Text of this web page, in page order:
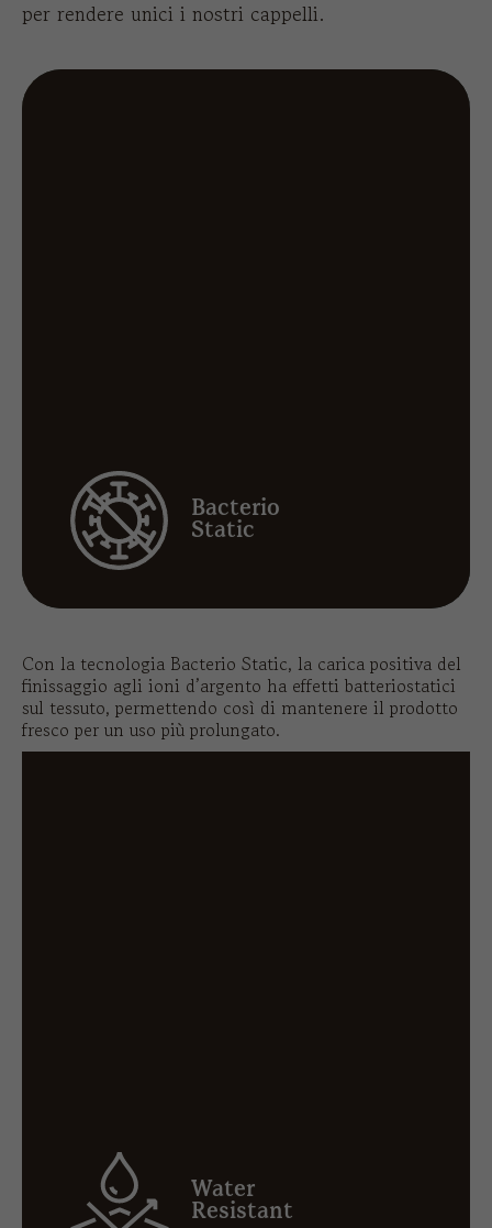
per rendere unici i nostri cappelli.
Bacterio
Static
Con la tecnologia Bacterio Static, la carica positiva del
finissaggio agli ioni d’argento ha effetti batteriostatici
sul tessuto, permettendo così di mantenere il prodotto
fresco per un uso più prolungato.
Water
Resistant